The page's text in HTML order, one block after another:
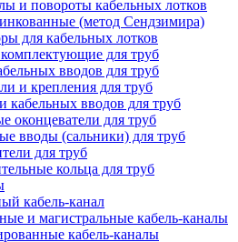
и повороты кабельных лотков
(метод Сендзимира)
для кабельных лотков
для труб
вводов для труб
и крепления для труб
кабельных вводов для труб
оконцеватели для труб
вводы (сальники) для труб
для труб
кольца для труб
кабель-канал
и магистральные кабель-каналы
кабель-каналы